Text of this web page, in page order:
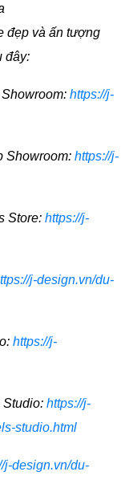
đẹp và ấn tượng
đây:
https://j-
Showroom: https://j-
Store: https://j-
j-design.vn/du-
https://j-
Studio: https://j-
studio.html
j-design.vn/du-